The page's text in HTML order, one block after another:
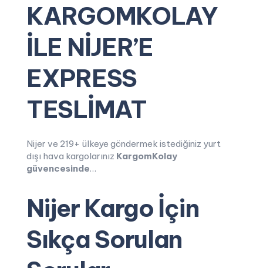
KARGOMKOLAY
İLE NİJER’E
EXPRESS
TESLİMAT
Nijer ve 219+ ülkeye göndermek istediğiniz yurt
dışı hava kargolarınız KargomKolay
güvencesinde…
Nijer Kargo İçin
Sıkça Sorulan